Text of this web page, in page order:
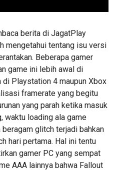
berita di JagatPlay
mengetahui tentang isu versi
Beberapa gamer
game ini lebih awal di
di Playstation 4 maupun Xbox
framerate yang begitu
yang parah ketika masuk
waktu loading ala game
glitch terjadi bahkan
hari pertama. Hal ini tentu
gamer PC yang sempat
AAA lainnya bahwa Fallout